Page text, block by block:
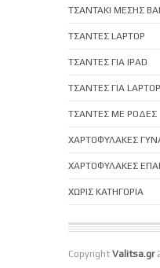
ΤΣΑΝΤΑΚΙ ΜΕΣΗΣ
ΤΣΑΝΤΕΣ LAPTOP
ΤΣΑΝΤΕΣ ΓΙΑ IPAD
ΤΣΑΝΤΕΣ ΓΙΑ LAPTOP
ΤΣΑΝΤΕΣ ΜΕ ΡΟΔΕΣ
ΧΑΡΤΟΦΥΛΑΚΕΣ
ΧΑΡΤΟΦΥΛΑΚΕΣ
ΧΩΡΙΣ ΚΑΤΗΓΟΡΙΑ
Copyright Valitsa.gr